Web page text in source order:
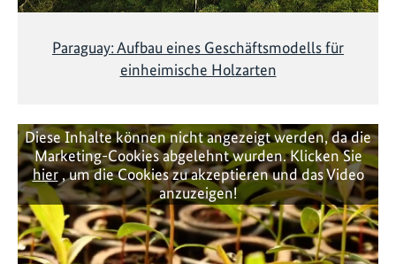
Paraguay: Aufbau eines Geschäftsmodells für
einheimische Holzarten
Diese Inhalte können nicht angezeigt werden, da die
Marketing-Cookies abgelehnt wurden. Klicken Sie
hier, um die Cookies zu akzeptieren und das Video
anzuzeigen!